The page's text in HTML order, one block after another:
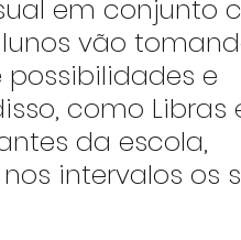
em conjunto
vão
e
como Libras
da escola,
intervalos os